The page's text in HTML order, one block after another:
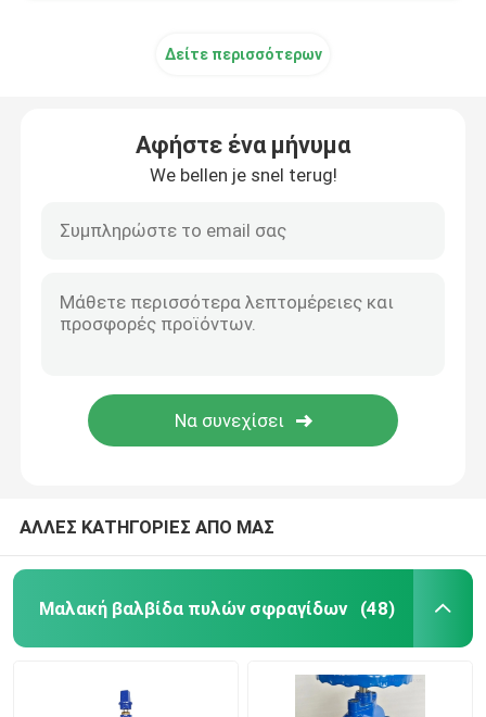
Δείτε περισσότερων
Αφήστε ένα μήνυμα
We bellen je snel terug!
ΑΛΛΕΣ ΚΑΤΗΓΟΡΙΕΣ ΑΠΟ ΜΑΣ
Μαλακή βαλβίδα πυλών σφραγίδων (48)